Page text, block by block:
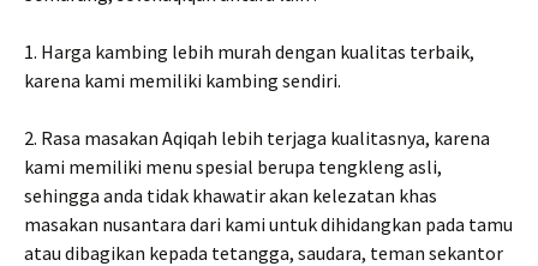
1. Harga kambing lebih murah dengan kualitas terbaik,
karena kami memiliki kambing sendiri.
2. Rasa masakan Aqiqah lebih terjaga kualitasnya, karena
kami memiliki menu spesial berupa tengkleng asli,
sehingga anda tidak khawatir akan kelezatan khas
masakan nusantara dari kami untuk dihidangkan pada tamu
atau dibagikan kepada tetangga, saudara, teman sekantor